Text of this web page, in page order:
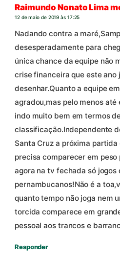
Raimundo Nonato Lima
12 de maio de 2019 às 17:25
Nadando contra a
desesperadamente para
única chance da equipe não
crise financeira que este ano
desenhar.Quanto a equipe
agradou,mas pelo menos
indo muito bem em termos
classificação.Independente
Santa Cruz a próxima
precisa comparecer em
agora na tv fechada só jogos
pernambucanos!Não é a
quanto tempo não joga nem
torcida comparece em
pessoal aos trancos e
Responder